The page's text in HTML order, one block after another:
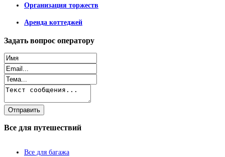
Организация торжеств
Аренда коттеджей
Задать вопрос оператору
Все для путешествий
Все для багажа